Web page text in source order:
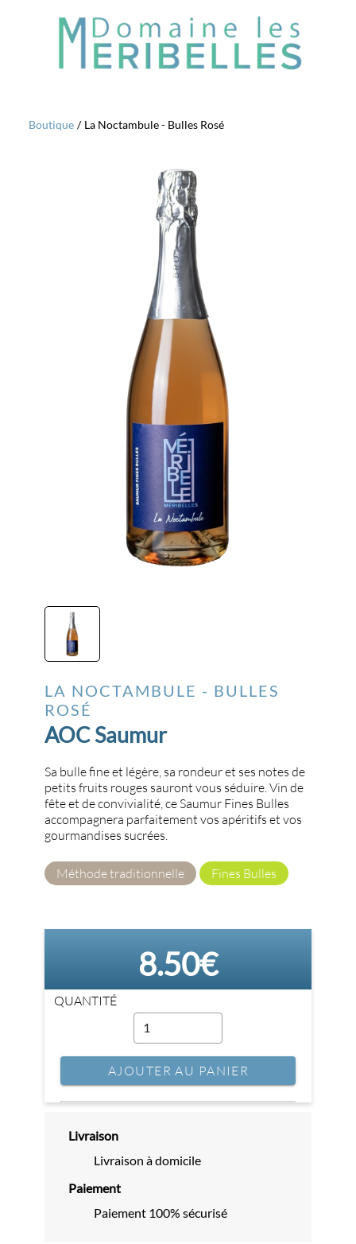
Boutique / La Noctambule - Bulles Rosé
LA NOCTAMBULE - BULLES
ROSÉ
AOC Saumur
Sa bulle fine et légère, sa rondeur et ses notes de
petits fruits rouges sauront vous séduire. Vin de
fête et de convivialité, ce Saumur Fines Bulles
accompagnera parfaitement vos apéritifs et vos
gourmandises sucrées.
Méthode traditionnelle Fines Bulles
8.50€
QUANTITÉ
AJOUTER AU PANIER
Livraison
Livraison à domicile
Paiement
Paiement 100% sécurisé